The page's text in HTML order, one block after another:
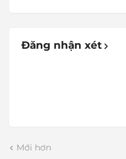
Đăng nhận xét
Mới hơn